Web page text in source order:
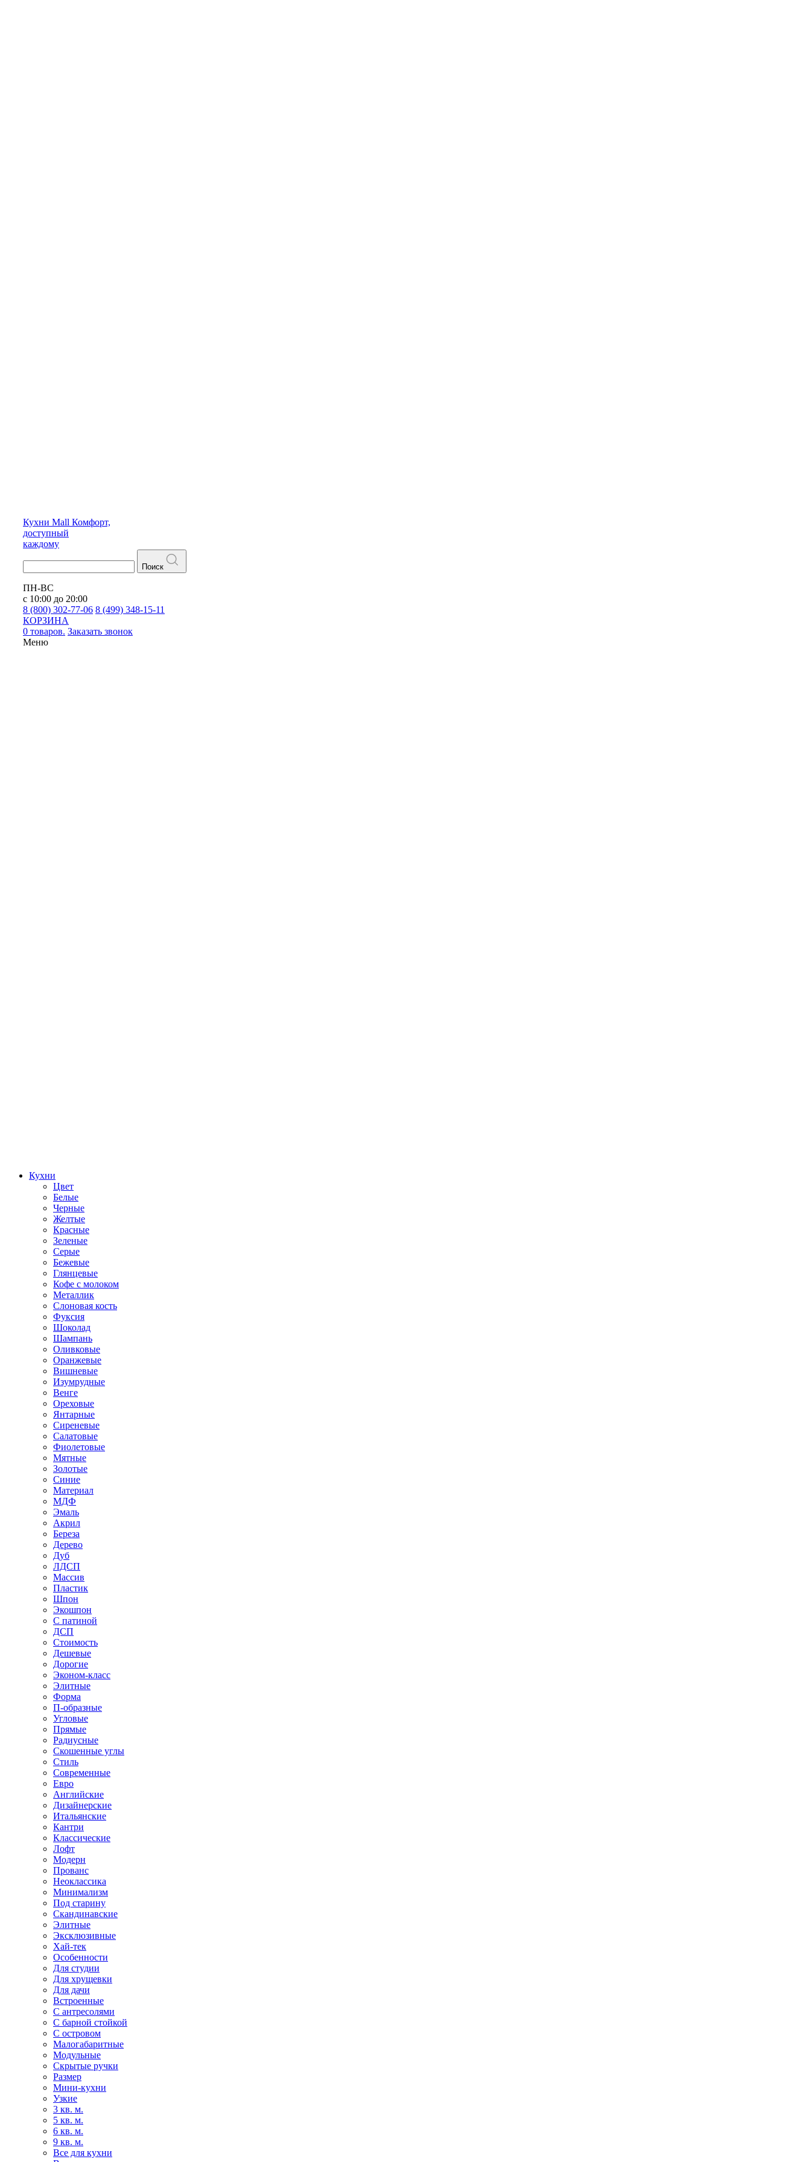
Кухни Mall Комфорт,
доступный
каждому
Поиск
ПН-ВС
с 10:00 до 20:00
8 (800) 302-77-06 8 (499) 348-15-11
КОРЗИНА
0 товаров. Заказать звонок
Меню
Кухни
Цвет
Белые
Черные
Желтые
Красные
Зеленые
Серые
Бежевые
Глянцевые
Кофе с молоком
Металлик
Слоновая кость
Фуксия
Шоколад
Шампань
Оливковые
Оранжевые
Вишневые
Изумрудные
Венге
Ореховые
Янтарные
Сиреневые
Салатовые
Фиолетовые
Мятные
Золотые
Синие
Материал
МДФ
Эмаль
Акрил
Береза
Дерево
Дуб
ЛДСП
Массив
Пластик
Шпон
Экошпон
С патиной
ДСП
Стоимость
Дешевые
Дорогие
Эконом-класс
Элитные
Форма
П-образные
Угловые
Прямые
Радиусные
Скошенные углы
Стиль
Современные
Евро
Английские
Дизайнерские
Итальянские
Кантри
Классические
Лофт
Модерн
Прованс
Неоклассика
Минимализм
Под старину
Скандинавские
Элитные
Эксклюзивные
Хай-тек
Особенности
Для студии
Для хрущевки
Для дачи
Встроенные
С антресолями
С барной стойкой
С островом
Малогабаритные
Модульные
Скрытые ручки
Размер
Мини-кухни
Узкие
3 кв. м.
5 кв. м.
6 кв. м.
9 кв. м.
Все для кухни